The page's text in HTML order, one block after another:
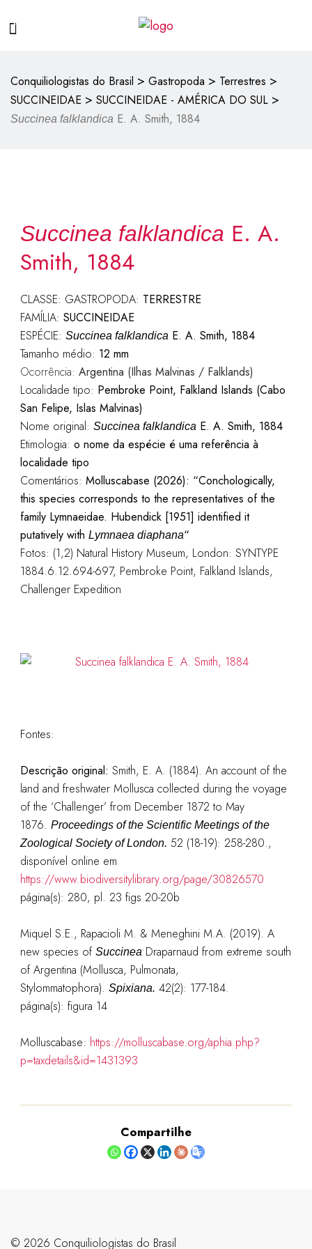
Conquiliologistas do Brasil > Gastropoda > Terrestres >
SUCCINEIDAE > SUCCINEIDAE - AMÉRICA DO SUL >
Succinea falklandica E. A. Smith, 1884
Succinea falklandica E. A.
Smith, 1884
CLASSE: GASTROPODA: TERRESTRE
FAMÍLIA: SUCCINEIDAE
ESPÉCIE: Succinea falklandicaE. A. Smith, 1884
Tamanho médio: 12 mm
Ocorrência: Argentina (Ilhas Malvinas / Falklands)
Localidade tipo: Pembroke Point, Falkland Islands (Cabo
San Felipe, Islas Malvinas)
Nome original: Succinea falklandicaE. A. Smith, 1884
Etimologia: o nome da espécie é uma referência à
localidade tipo
Comentários: Molluscabase (2026): “Conchologically,
this species corresponds to the representatives of the
family Lymnaeidae. Hubendick [1951] identified it
putatively with Lymnaea diaphana“
Fotos: (1,2) Natural History Museum, London: SYNTYPE
1884.6.12.694-697, Pembroke Point, Falkland Islands,
Challenger Expedition
Fontes:
Descrição original: Smith, E. A. (1884). An account of the
land and freshwater Mollusca collected during the voyage
of the ‘Challenger’ from December 1872 to May
1876. Proceedings of the Scientific Meetings of the
Zoological Society of London. 52 (18-19): 258-280.,
disponível online em
https://www.biodiversitylibrary.org/page/30826570
página(s): 280, pl. 23 figs 20-20b
Miquel S.E., Rapacioli M. & Meneghini M.A. (2019). A
new species of SuccineaDraparnaud from extreme south
of Argentina (Mollusca, Pulmonata,
Stylommatophora). Spixiana. 42(2): 177-184.
página(s): figura 14
Molluscabase: https://molluscabase.org/aphia.php?
p=taxdetails&id=1431393
Compartilhe
©️ 2026 Conquiliologistas do Brasil